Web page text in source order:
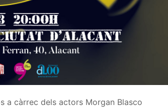
a càrrec dels actors Morgan Blasco